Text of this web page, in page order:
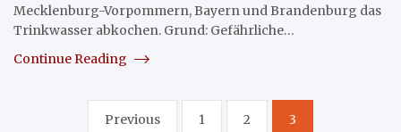
Mecklenburg-Vorpommern, Bayern und Brandenburg das
Trinkwasser abkochen. Grund: Gefährliche…
Continue Reading
Seitennummerierung
Previous 1 2 3